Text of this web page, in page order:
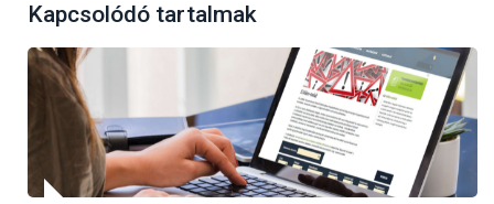
Kapcsolódó tartalmak